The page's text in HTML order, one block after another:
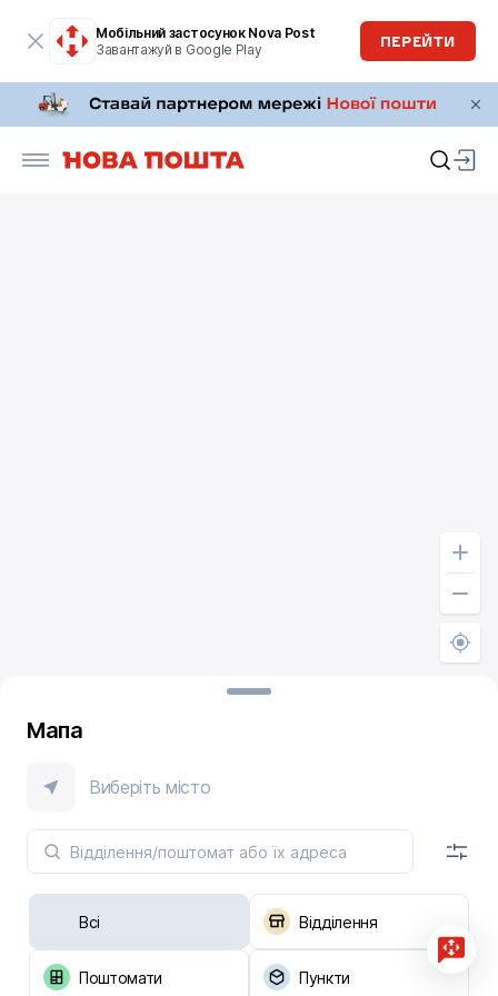
Мобільний застосунок Nova Post
Завантажуй в Google Play
ПЕРЕЙТИ
Мапа
Виберіть місто
Всі Відділення
Поштомати Пункти